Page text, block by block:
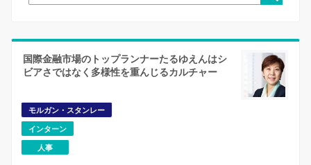
国際金融市場のトップランナーたるゆえんはシ
ビアさではなく多様性を重んじるカルチャー
モルガン・スタンレー
インターン
人事